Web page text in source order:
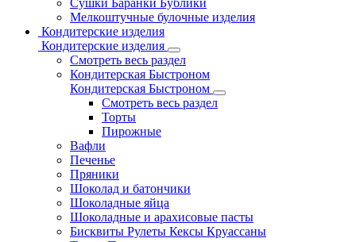
Сушки Баранки Бублики
Мелкоштучные булочные изделия
Кондитерские изделия
Кондитерские изделия
Смотреть весь раздел
Кондитерская Быстроном
Кондитерская Быстроном
Смотреть весь раздел
Торты
Пирожные
Вафли
Печенье
Пряники
Шоколад и батончики
Шоколадные яйца
Шоколадные и арахисовые пасты
Бисквиты Рулеты Кексы Круассаны